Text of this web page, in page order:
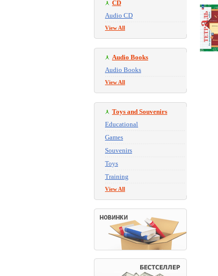
CD
Audio CD
View All
Audio Books
Audio Books
View All
Toys and Souvenirs
Educational
Games
Souvenirs
Toys
Training
View All